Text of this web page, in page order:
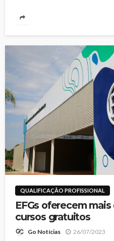
QUALIFICAÇÃO PROFISSIONAL
EFGs oferecem
cursos gratuitos
Go Notícias 26/07/2023